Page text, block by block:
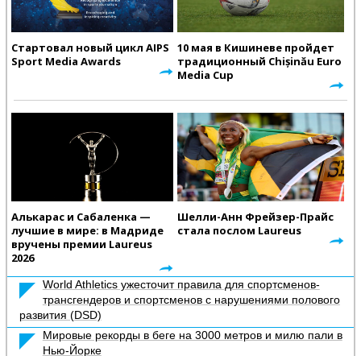
Стартовал новый цикл AIPS
Sport Media Awards
10 мая в Кишиневе пройдет
традиционный Chișinău Euro
Media Cup
Алькарас и Сабаленка —
лучшие в мире: в Мадриде
вручены премии Laureus
2026
Шелли-Анн Фрейзер-Прайс
стала послом Laureus
World Athletics ужесточит правила для спортсменов-
трансгендеров и спортсменов с нарушениями полового
развития (DSD)
Мировые рекорды в беге на 3000 метров и милю пали в
Нью-Йорке